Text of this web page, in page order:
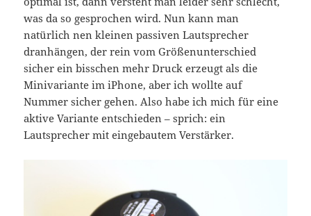
was da so gesprochen wird. Nun kann man
natürlich nen kleinen passiven Lautsprecher
dranhängen, der rein vom Größenunterschied
sicher ein bisschen mehr Druck erzeugt als die
Minivariante im iPhone, aber ich wollte auf
Nummer sicher gehen. Also habe ich mich für eine
aktive Variante entschieden – sprich: ein
Lautsprecher mit eingebautem Verstärker.